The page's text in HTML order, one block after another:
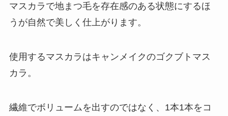
マスカラで地まつ毛を存在感のある状態にするほ
うが自然で美しく仕上がります。
使用するマスカラはキャンメイクのゴクブトマス
カラ。
繊維でボリュームを出すのではなく、1本1本をコ